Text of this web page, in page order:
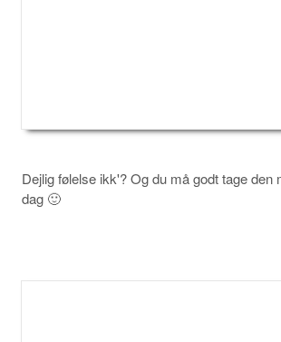
Dejlig følelse ikk'? Og du må godt tage den
dag 🙂